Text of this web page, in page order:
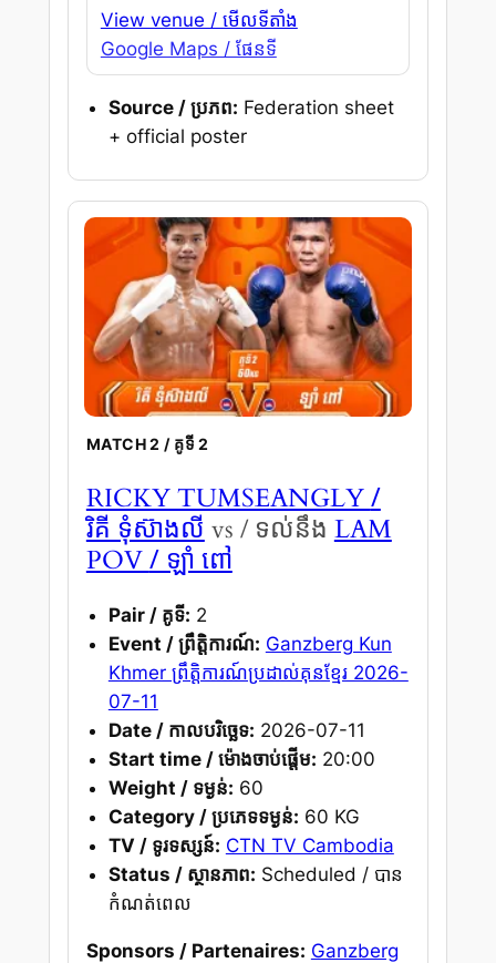
View venue / មើលទីតាំង
Google Maps / ផែនទី
Source / ប្រភព: Federation sheet
+ official poster
MATCH 2 / គូទី 2
RICKY TUMSEANGLY/
រិគី ទុំស៊ាងលី vs / ទល់នឹង LAM
POV/ ឡាំ ពៅ
Pair / គូទី: 2
Event / ព្រឹត្តិការណ៍: Ganzberg Kun
Khmer ព្រឹត្តិការណ៍ប្រដាល់គុនខ្មែរ 2026-
07-11
Date / កាលបរិច្ឆេទ: 2026-07-11
Start time / ម៉ោងចាប់ផ្តើម: 20:00
Weight / ទម្ងន់: 60
Category / ប្រភេទទម្ងន់: 60 KG
TV / ទូរទស្សន៍: CTN TV Cambodia
Status / ស្ថានភាព: Scheduled / បាន
កំណត់ពេល
Sponsors / Partenaires: Ganzberg